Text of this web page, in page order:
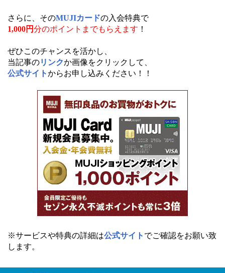
さらに、そのMUJIカードの入会特典で
1,000円分のポイントまでもらえます ！
ぜひこのチャンスを活かし、
当記事のリンクか画像をクリックして、
公式サイトからお申し込みください！！
※サービスや特典の詳細は公式サイト でご確認をお願い致
します。